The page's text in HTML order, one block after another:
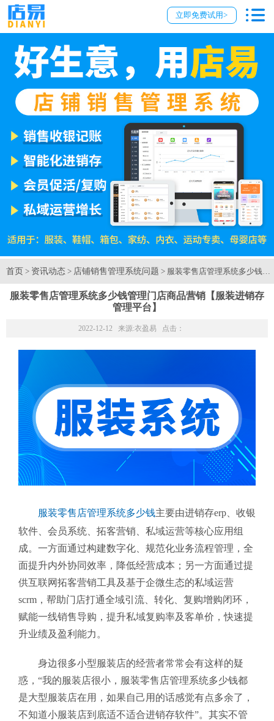
立即免费试用>
首页 > 资讯动态 > 店铺销售管理系统问题 > 服装零售店管理系统多少钱
服装零售店管理系统多少钱管理门店商品营销【服装进销存
管理平台】
2022-12-12 来源:衣盈易 点击：
服装零售店管理系统多少钱主要由进销存erp、收银
软件、会员系统、拓客营销、私域运营等核心应用组
成。一方面通过构建数字化、规范化业务流程管理，全
面提升内外协同效率，降低经营成本；另一方面通过提
供互联网拓客营销工具及基于企微生态的私域运营
scrm，帮助门店打通全域引流、转化、复购增购闭环，
赋能一线销售导购，提升私域复购率及客单价，快速提
升业绩及盈利能力。
身边很多小型服装店的经营者常常会有这样的疑
惑，“我的服装店很小，服装零售店管理系统多少钱都
是大型服装店在用，如果自己用的话感觉有点多余了，
不知道小服装店到底适不适合进销存软件”。其实不管